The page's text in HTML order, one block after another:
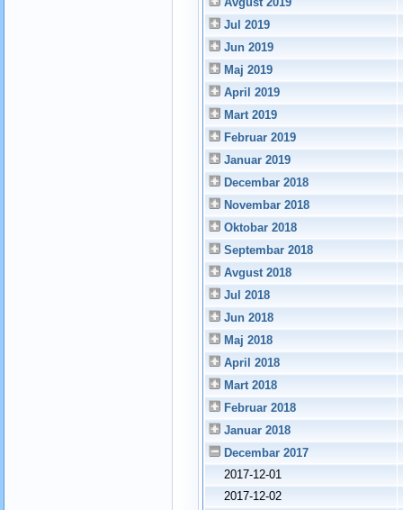
Jul 2019
Jun 2019
Maj 2019
April 2019
Mart 2019
Februar 2019
Januar 2019
Decembar 2018
Novembar 2018
Oktobar 2018
Septembar 2018
Avgust 2018
Jul 2018
Jun 2018
Maj 2018
April 2018
Mart 2018
Februar 2018
Januar 2018
Decembar 2017
2017-12-01
2017-12-02